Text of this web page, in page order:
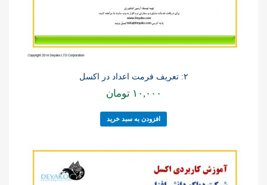
۲: تعریف فرمت اعداد در اکسل
۱۰,۰۰۰ تومان
افزودن به سبد خرید